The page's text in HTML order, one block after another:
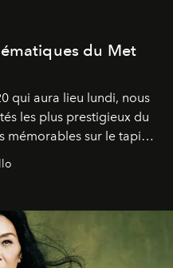
du Met
qui aura lieu lundi, nous
les plus prestigieux du
mémorables sur le tapis